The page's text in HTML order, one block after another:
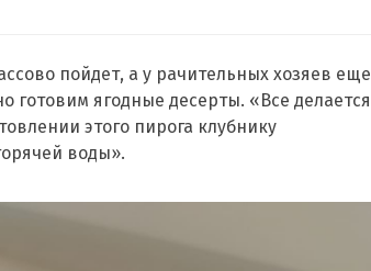
пойдет, а у рачительных хозяев еще
готовим ягодные десерты. «Все делается
этого пирога клубнику
воды».